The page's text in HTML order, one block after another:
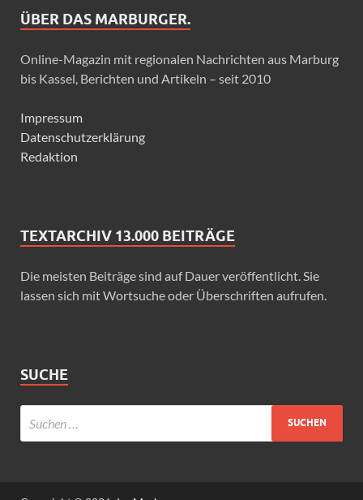
ÜBER DAS MARBURGER.
Online-Magazin mit regionalen Nachrichten aus Marburg
bis Kassel, Berichten und Artikeln – seit 2010
Impressum
Datenschutzerklärung
Redaktion
TEXTARCHIV 13.000 BEITRÄGE
Die meisten Beiträge sind auf Dauer veröffentlicht. Sie
lassen sich mit Wortsuche oder Überschriften aufrufen.
SUCHE